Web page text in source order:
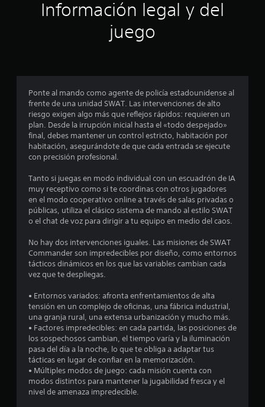
m
i
d
i
f
e
r
e
n
i
a
r
l
o
.
o
d
d
e
l
j
u
e
g
e
s
t
á
t
t
a
l
m
n
t
e
s
u
b
t
i
t
u
i
ó
n
.
e
a
.
i
z
c
i
ó
n
f
r
o
t
a
l
(
H
D
)
s
i
n
e
c
e
s
i
d
a
d
d
Información legal y del
juego
Ponte al mando como agente de policía estadounidense al
frente de una unidad SWAT. Las intervenciones de alto
riesgo exigen algo más que reflejos rápidos: requieren un
plan. Desde la irrupción inicial hasta el «todo despejado»
final, debes mantener un control estricto, habitación por
habitación, asegurándote de que cada entrada se ejecute
con precisión profesional.
Tanto si juegas en modo individual con un escuadrón de IA
muy receptivo como si te coordinas con otros jugadores
en el modo cooperativo online a través de salas privadas o
públicas, utiliza el clásico sistema de mando al estilo SWAT
o el chat de voz para dirigir a tu equipo en medio del caos.
No hay dos intervenciones iguales. Las misiones de SWAT
Commander son impredecibles por diseño, como entornos
tácticos dinámicos en los que las variables cambian cada
vez que te despliegas.
• Entornos variados: afronta enfrentamientos de alta
tensión en un complejo de oficinas, una fábrica industrial,
una granja rural, una extensa urbanización y mucho más.
• Factores impredecibles: en cada partida, las posiciones de
los sospechosos cambian, el tiempo varía y la iluminación
pasa del día a la noche, lo que te obliga a adaptar tus
tácticas en lugar de confiar en la memorización.
• Múltiples modos de juego: cada misión cuenta con
modos distintos para mantener la jugabilidad fresca y el
nivel de amenaza impredecible.